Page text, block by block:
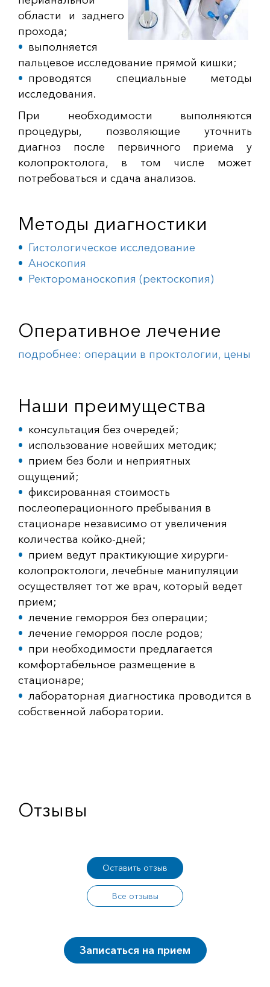
области и заднего
прохода;
выполняется
пальцевое исследование прямой кишки;
проводятся специальные методы
исследования.
При необходимости выполняются
процедуры, позволяющие уточнить
диагноз после первичного приема у
колопроктолога, в том числе может
потребоваться и сдача анализов.
Методы диагностики
Гистологическое исследование
Аноскопия
Ректороманоскопия (ректоскопия)
Оперативное лечение
подробнее: операции в проктологии, цены
Наши преимущества
консультация без очередей;
использование новейших методик;
прием без боли и неприятных
ощущений;
фиксированная стоимость
послеоперационного пребывания в
стационаре независимо от увеличения
количества койко-дней;
прием ведут практикующие хирурги-
колопроктологи, лечебные манипуляции
осуществляет тот же врач, который ведет
прием;
лечение геморроя без операции;
лечение геморроя после родов;
при необходимости предлагается
комфортабельное размещение в
стационаре;
лабораторная диагностика проводится в
собственной лаборатории.
Отзывы
Оставить отзыв
Все отзывы
Записаться на прием